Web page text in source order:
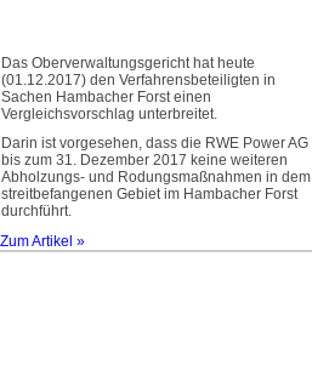
Das Oberverwaltungsgericht hat heute
(01.12.2017) den Verfahrensbeteiligten in
Sachen Hambacher Forst einen
Vergleichsvorschlag unterbreitet.
Darin ist vorgesehen, dass die RWE Power AG
bis zum 31. Dezember 2017 keine weiteren
Abholzungs- und Rodungsmaßnahmen in dem
streitbefangenen Gebiet im Hambacher Forst
durchführt.
Zum Artikel »